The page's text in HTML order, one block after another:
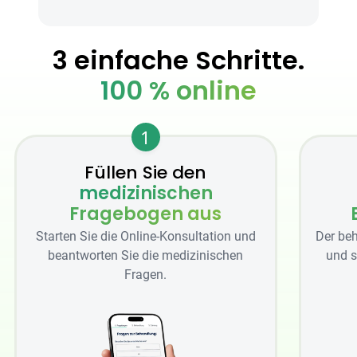
3 einfache Schritte.
100 % online
1
Füllen Sie den
medizinischen
Fragebogen aus
Starten Sie die Online-Konsultation und
beantworten Sie die medizinischen
Fragen.
Der
und